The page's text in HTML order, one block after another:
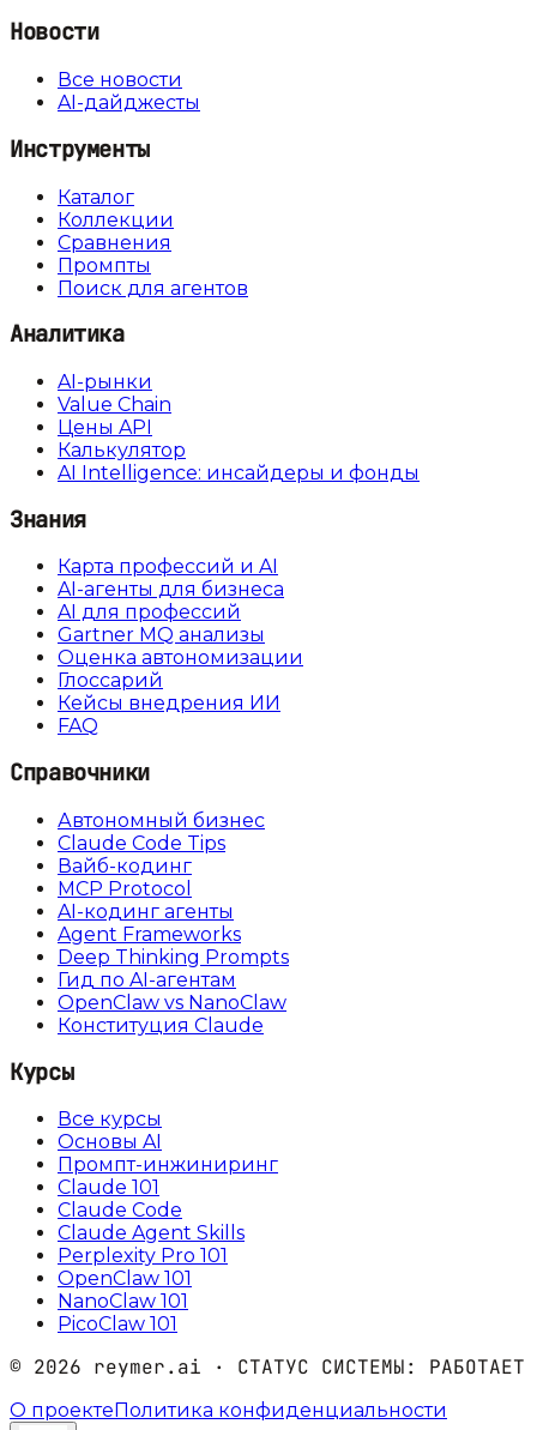
Новости
Все новости
AI-дайджесты
Инструменты
Каталог
Коллекции
Сравнения
Промпты
Поиск для агентов
Аналитика
AI-рынки
Value Chain
Цены API
Калькулятор
AI Intelligence: инсайдеры и фонды
Знания
Карта профессий и AI
AI-агенты для бизнеса
AI для профессий
Gartner MQ анализы
Оценка автономизации
Глоссарий
Кейсы внедрения ИИ
FAQ
Справочники
Автономный бизнес
Claude Code Tips
Вайб-кодинг
MCP Protocol
AI-кодинг агенты
Agent Frameworks
Deep Thinking Prompts
Гид по AI-агентам
OpenClaw vs NanoClaw
Конституция Claude
Курсы
Все курсы
Основы AI
Промпт-инжиниринг
Claude 101
Claude Code
Claude Agent Skills
Perplexity Pro 101
OpenClaw 101
NanoClaw 101
PicoClaw 101
© 2026 reymer.ai · СТАТУС СИСТЕМЫ: РАБОТАЕТ
О проекте Политика конфиденциальности